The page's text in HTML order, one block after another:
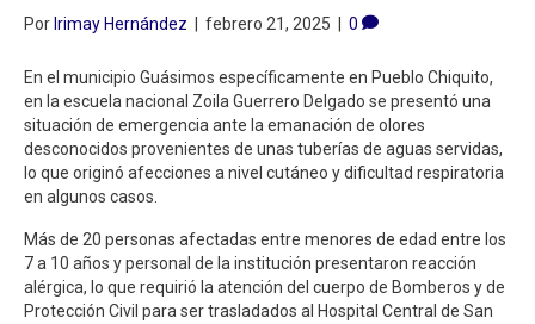
PorIrimay Hernández | febrero 21, 2025 | 0
En el municipio Guásimos específicamente en Pueblo Chiquito,
en la escuela nacional Zoila Guerrero Delgado se presentó una
situación de emergencia ante la emanación de olores
desconocidos provenientes de unas tuberías de aguas servidas,
lo que originó afecciones a nivel cutáneo y dificultad respiratoria
en algunos casos.
Más de 20 personas afectadas entre menores de edad entre los
7 a 10 años y personal de la institución presentaron reacción
alérgica, lo que requirió la atención del cuerpo de Bomberos y de
Protección Civil para ser trasladados al Hospital Central de San